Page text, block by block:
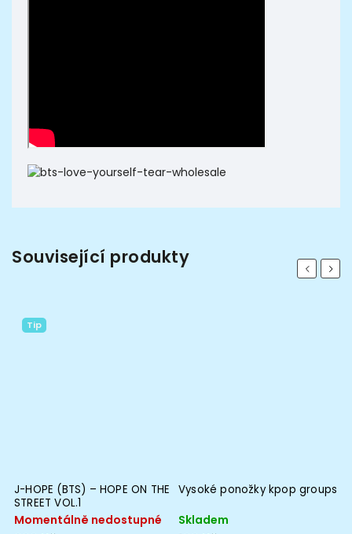
Související produkty Previous
Tip
J-HOPE (BTS) – HOPE ON THE
STREET VOL.1
Momentálně nedostupné
Vysoké ponožky kpop groups
Skladem
Next